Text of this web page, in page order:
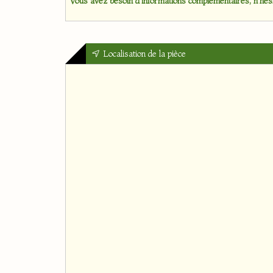
Localisation de la pièce